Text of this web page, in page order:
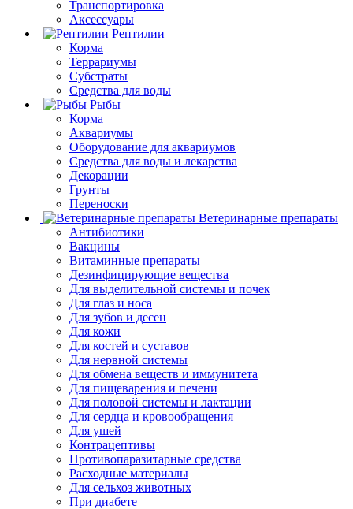
Транспортировка
Аксессуары
Рептилии
Корма
Террариумы
Субстраты
Средства для воды
Рыбы
Корма
Аквариумы
Оборудование для аквариумов
Средства для воды и лекарства
Декорации
Грунты
Переноски
Ветеринарные препараты
Антибиотики
Вакцины
Витаминные препараты
Дезинфицирующие вещества
Для выделительной системы и почек
Для глаз и носа
Для зубов и десен
Для кожи
Для костей и суставов
Для нервной системы
Для обмена веществ и иммунитета
Для пищеварения и печени
Для половой системы и лактации
Для сердца и кровообращения
Для ушей
Контрацептивы
Противопаразитарные средства
Расходные материалы
Для сельхоз животных
При диабете